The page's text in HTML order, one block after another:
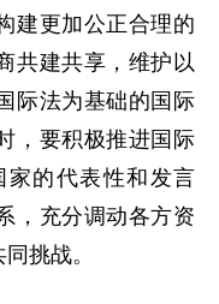
建更加公正合理的
共建共享，维护以
际法为基础的国际
，要积极推进国际
家的代表性和发言
，充分调动各方资
挑战。